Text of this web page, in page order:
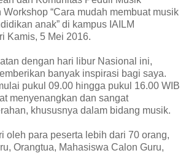
“Cara mudah membuat musik
anak” di kampus IAILM
Kamis, 5 Mei 2016.
dengan hari libur Nasional ini,
banyak inspirasi bagi saya.
pukul 09.00 hingga pukul 16.00 WIB
menyenangkan dan sangat
khususnya dalam bidang musik.
oleh para peserta lebih dari 70 orang,
Orangtua, Mahasiswa Calon Guru,